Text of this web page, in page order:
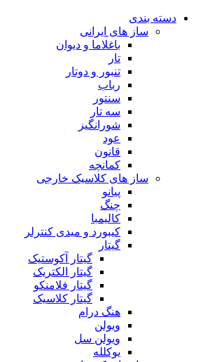
دسته بندی
ساز های ایرانی
باغلاما و دیوان
تار
تنبور و دوتار
رباب
سنتور
سه تار
شورانگیز
عود
قانون
کمانچه
ساز های کلاسیک خارجی
پیانو
چنگ
کالیمبا
کیبورد و میدی کنترلر
گیتار
گیتار آکوستیک
گیتار الکتریک
گیتار فلامنکو
گیتار کلاسیک
هنگ درام
ویولن
ویولن سل
یوکلله